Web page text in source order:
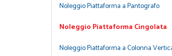
Noleggio Piattaforma a Pantografo
Noleggio Piattaforma Cingolata
Noleggio Piattaforma a Colonna